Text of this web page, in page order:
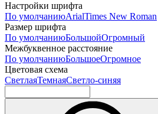
Настройки шрифта
По умолчаниюArialTimes New Roman
Размер шрифта
По умолчаниюБольшойОгромный
Межбуквенное расстояние
По умолчаниюБольшоеОгромное
Цветовая схема
СветлаяТемнаяСветло-синяя